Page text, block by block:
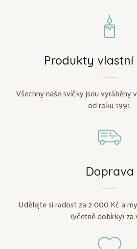
Produkty
Všechny naše svíčky jsou vyráběny
od roku 1991.
Doprava
Udělejte si radost za 2 000 Kč a
(včetně dobírky) za